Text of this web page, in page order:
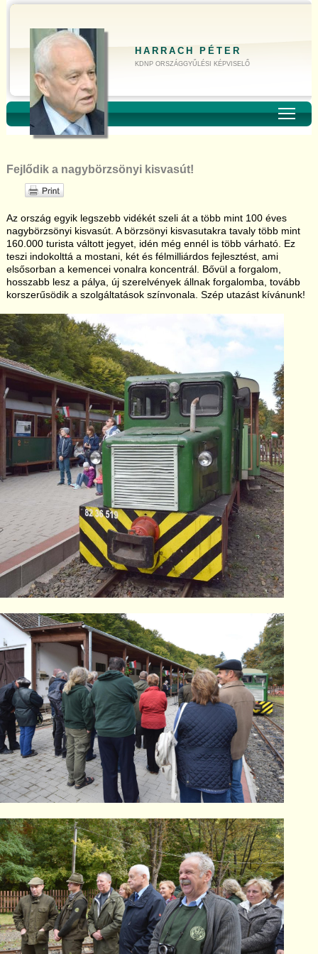
HARRACH PÉTER
KDNP ORSZÁGGYŰLÉSI KÉPVISELŐ
Fejlődik a nagybörzsönyi kisvasút!
Az ország egyik legszebb vidékét szeli át a több mint 100 éves
nagybörzsönyi kisvasút. A börzsönyi kisvasutakra tavaly több mint
160.000 turista váltott jegyet, idén még ennél is több várható. Ez
teszi indokolttá a mostani, két és félmilliárdos fejlesztést, ami
elsősorban a kemencei vonalra koncentrál. Bővül a forgalom,
hosszabb lesz a pálya, új szerelvények állnak forgalomba, tovább
korszerűsödik a szolgáltatások színvonala. Szép utazást kívánunk!